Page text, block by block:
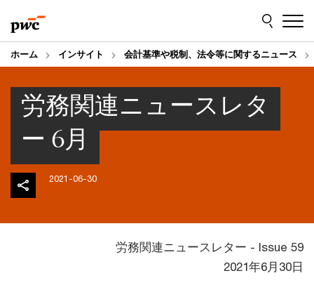
to
content
to
footer
ホーム インサイト 会計基準や税制、法令等に関するニュース
労務関連ニュースレタ
ー 6月
2021-06-30
労務関連ニュースレター - Issue 59
2021年6月30日